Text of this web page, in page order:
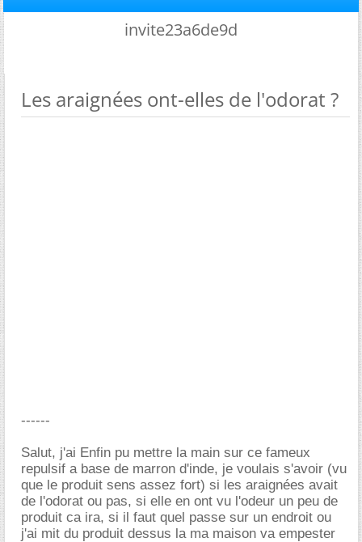
invite23a6de9d
Les araignées ont-elles de l'odorat ?
------
Salut, j'ai Enfin pu mettre la main sur ce fameux
repulsif a base de marron d'inde, je voulais s'avoir (vu
que le produit sens assez fort) si les araignées avait
de l'odorat ou pas, si elle en ont vu l'odeur un peu de
produit ca ira, si il faut quel passe sur un endroit ou
j'ai mit du produit dessus la ma maison va empester